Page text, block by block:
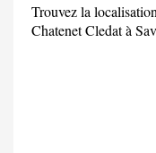
Trouvez la
Chatenet Cledat à